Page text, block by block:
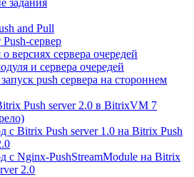
задания
and Pull
сервер
версиях сервера очередей
и сервера очередей
push сервера на стороннем
Push server 2.0 в BitrixVM 7
с Bitrix Push server 1.0 на Bitrix Push
с Nginx-PushStreamModule на Bitrix
2.0